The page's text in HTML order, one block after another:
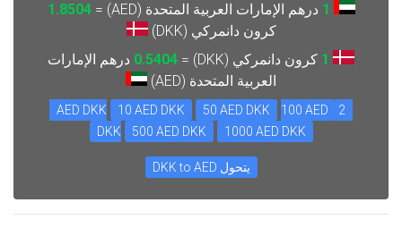
1 درهم الإمارات العربية المتحدة (AED) =
1.8504
كرون دانمركي (DKK)
1 كرون دانمركي (DKK) = 0.5404 درهم الإمارات
العربية المتحدة (AED)
2 AED DKK
10 AED DKK 50 AED DKK
100 AED
DKK
500 AED DKK 1000 AED DKK
يتحول DKK to AED